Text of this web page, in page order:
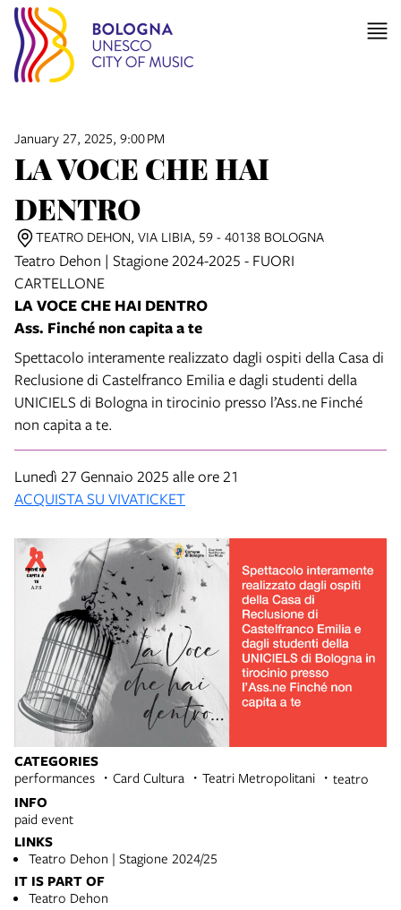
CATEGORIES
performances Card Cultura Teatri Metropolitani teatro
INFO
paid event
LINKS
Teatro Dehon | Stagione 2024/25
IT IS PART OF
Teatro Dehon
January 27, 2025, 9:00 PM
LA VOCE CHE HAI
DENTRO
TEATRO DEHON, VIA LIBIA, 59 - 40138 BOLOGNA
Teatro Dehon | Stagione 2024-2025 - FUORI
CARTELLONE
LA VOCE CHE HAI DENTRO
Ass. Finché non capita a te
Spettacolo interamente realizzato dagli ospiti della Casa di
Reclusione di Castelfranco Emilia e dagli studenti della
UNICIELS di Bologna in tirocinio presso l’Ass.ne Finché
non capita a te.
Lunedì 27 Gennaio 2025 alle ore 21
ACQUISTA SU VIVATICKET